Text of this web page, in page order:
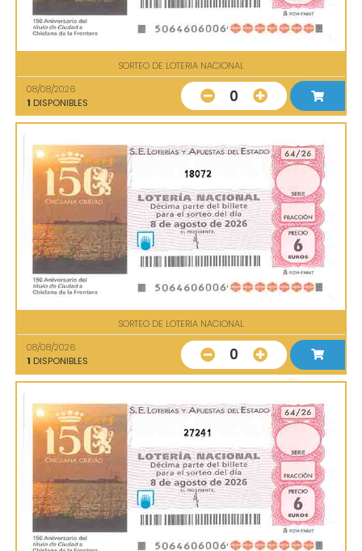
SORTEO DE LOTERIA NACIONAL
08/08/2026
1 DISPONIBLES 0
18072
SORTEO DE LOTERIA NACIONAL
08/08/2026
1 DISPONIBLES 0
27241